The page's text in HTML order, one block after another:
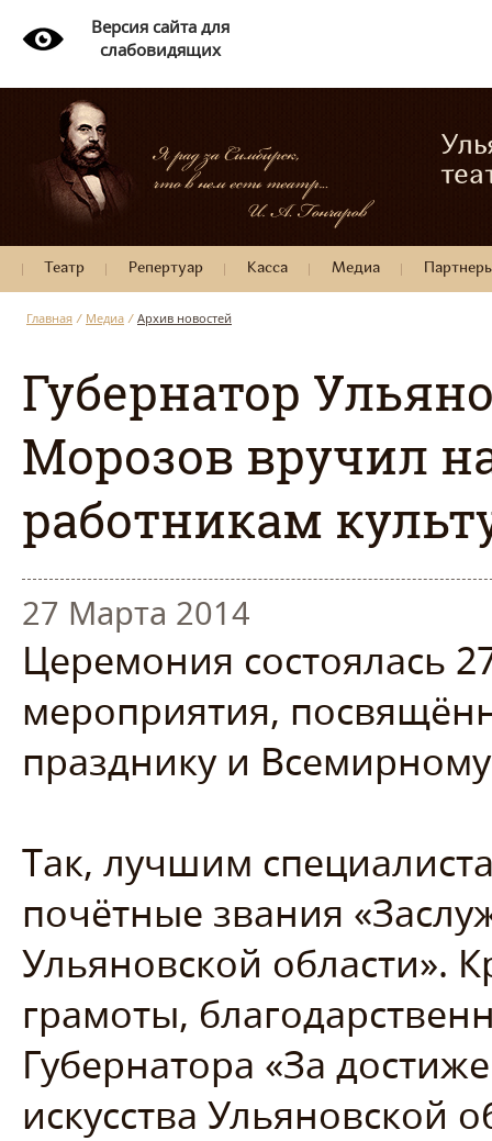
Версия сайта для
слабовидящих
Театр Репертуар Касса Медиа
Главная / Медиа / Архив новостей
Губернатор
Морозов вручил
работникам
27 Марта 2014
Церемония состоялась
мероприятия,
празднику и
Так, лучшим
почётные звания
Ульяновской области».
грамоты,
Губернатора «За
искусства Ульяновской